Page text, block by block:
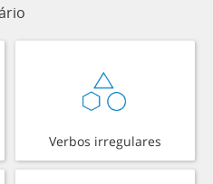
Verbos irregulares